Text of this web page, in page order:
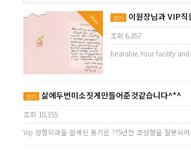
Hot 인기 이원장님과 VIP
조회 6,857
bearable.Your facility
인기 삶에두번미소짓게만들어준것같습니다^*^
조회 10,355
Vip 성형외과을 알게된 동기은 ??5년전 코성형을 잘못되